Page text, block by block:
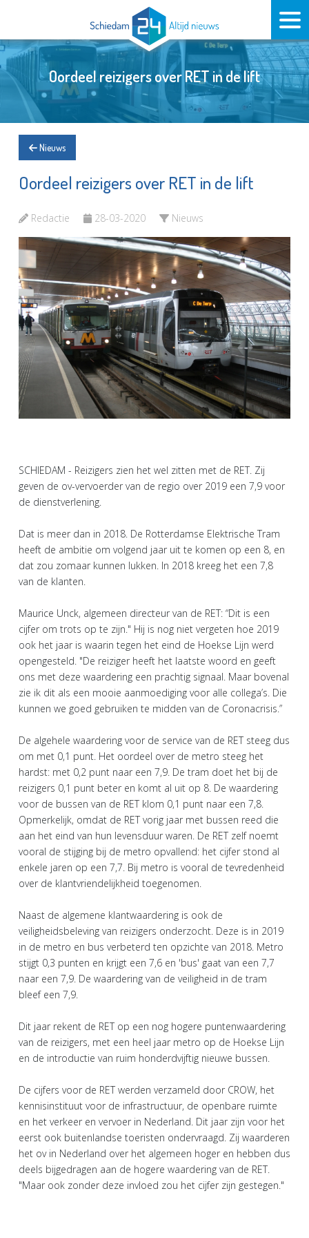
Oordeel reizigers over RET in de lift
Nieuws
Oordeel reizigers over RET in de lift
Redactie 28-03-2020 Nieuws
SCHIEDAM - Reizigers zien het wel zitten met de RET. Zij
geven de ov-vervoerder van de regio over 2019 een 7,9 voor
de dienstverlening.
Dat is meer dan in 2018. De Rotterdamse Elektrische Tram
heeft de ambitie om volgend jaar uit te komen op een 8, en
dat zou zomaar kunnen lukken. In 2018 kreeg het een 7,8
van de klanten.
Maurice Unck, algemeen directeur van de RET: “Dit is een
cijfer om trots op te zijn." Hij is nog niet vergeten hoe 2019
ook het jaar is waarin tegen het eind de Hoekse Lijn werd
opengesteld. "De reiziger heeft het laatste woord en geeft
ons met deze waardering een prachtig signaal. Maar bovenal
zie ik dit als een mooie aanmoediging voor alle collega’s. Die
kunnen we goed gebruiken te midden van de Coronacrisis.”
De algehele waardering voor de service van de RET steeg dus
om met 0,1 punt. Het oordeel over de metro steeg het
hardst: met 0,2 punt naar een 7,9. De tram doet het bij de
reizigers 0,1 punt beter en komt al uit op 8. De waardering
voor de bussen van de RET klom 0,1 punt naar een 7,8.
Opmerkelijk, omdat de RET vorig jaar met bussen reed die
aan het eind van hun levensduur waren. De RET zelf noemt
vooral de stijging bij de metro opvallend: het cijfer stond al
enkele jaren op een 7,7. Bij metro is vooral de tevredenheid
over de klantvriendelijkheid toegenomen.
Naast de algemene klantwaardering is ook de
veiligheidsbeleving van reizigers onderzocht. Deze is in 2019
in de metro en bus verbeterd ten opzichte van 2018. Metro
stijgt 0,3 punten en krijgt een 7,6 en 'bus' gaat van een 7,7
naar een 7,9. De waardering van de veiligheid in de tram
bleef een 7,9.
Dit jaar rekent de RET op een nog hogere puntenwaardering
van de reizigers, met een heel jaar metro op de Hoekse Lijn
en de introductie van ruim honderdvijftig nieuwe bussen.
De cijfers voor de RET werden verzameld door CROW, het
kennisinstituut voor de infrastructuur, de openbare ruimte
en het verkeer en vervoer in Nederland. Dit jaar zijn voor het
eerst ook buitenlandse toeristen ondervraagd. Zij waarderen
het ov in Nederland over het algemeen hoger en hebben dus
deels bijgedragen aan de hogere waardering van de RET.
"Maar ook zonder deze invloed zou het cijfer zijn gestegen."